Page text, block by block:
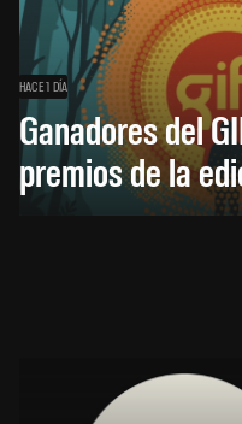
HACE 1 DÍA
Ganadores del
premios de la